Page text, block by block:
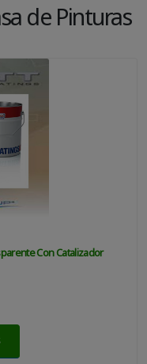
de Pinturas
Con Catalizador